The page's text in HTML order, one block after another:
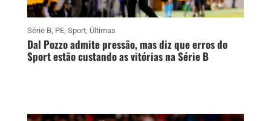
Série B, PE, Sport, Últimas
Dal Pozzo admite pressão, mas diz que erros do
Sport estão custando as vitórias na Série B